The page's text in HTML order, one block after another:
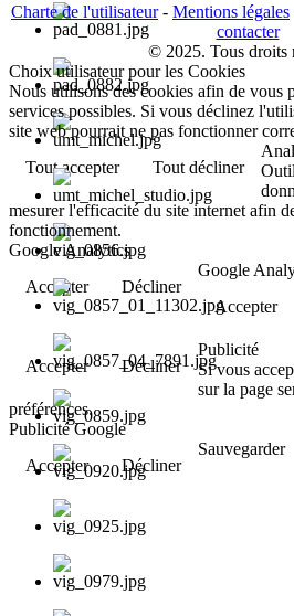
Charte de l'utilisateur- Mentions légales
contacter
© 2025. Tous droits
Choix utilisateur pour les Cookies
Nous utilisons des cookies afin de vous
services possibles. Si vous déclinez
site web pourrait ne pas fonctionner
Tout accepter
Tout décliner
mesurer l'efficacité du site internet afin
fonctionnement.
Google Analytics
Accepter
Décliner
Google
Accepter
Accepter
Décliner
Publicité
Si vous
sur la page
préférences.
Publicité Google
Accepter
Décliner
Sauvegarder